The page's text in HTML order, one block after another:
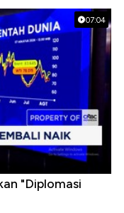
07:04
"Diplomasi